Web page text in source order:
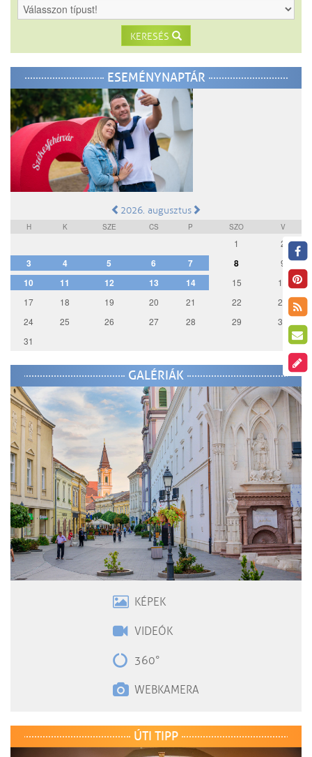
KERESÉS
ESEMÉNYNAPTÁR
2026. augusztus
H K SZE CS P SZO V
1 2
3 4 5 6 7 8 9
10 11 12 13 14 15
16
17
18 19 20 21 22
23
24
25 26 27 28 29
30
31
GALÉRIÁK
KÉPEK
VIDEÓK
360°
WEBKAMERA
ÚTI TIPP